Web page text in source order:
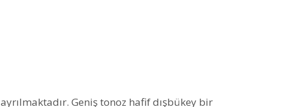
Geniş tonoz hafif dışbükey bir